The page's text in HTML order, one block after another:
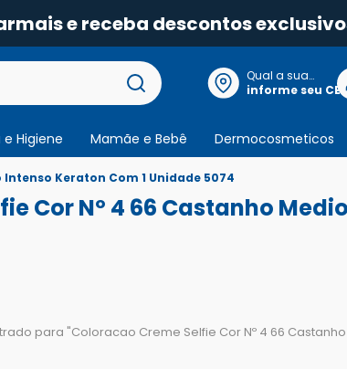
e receba descontos
Qual a sua
localização?
informe seu CEP
e Higiene Mamãe e Bebê Dermocosmeticos
Keraton Com 1 Unidade 5074
Cor Nº 4 66 Castanho
para "Coloracao Creme Selfie Cor Nº 4 66